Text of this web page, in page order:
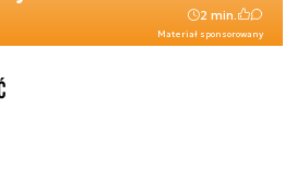
Materiał sponsorowany
2 min.